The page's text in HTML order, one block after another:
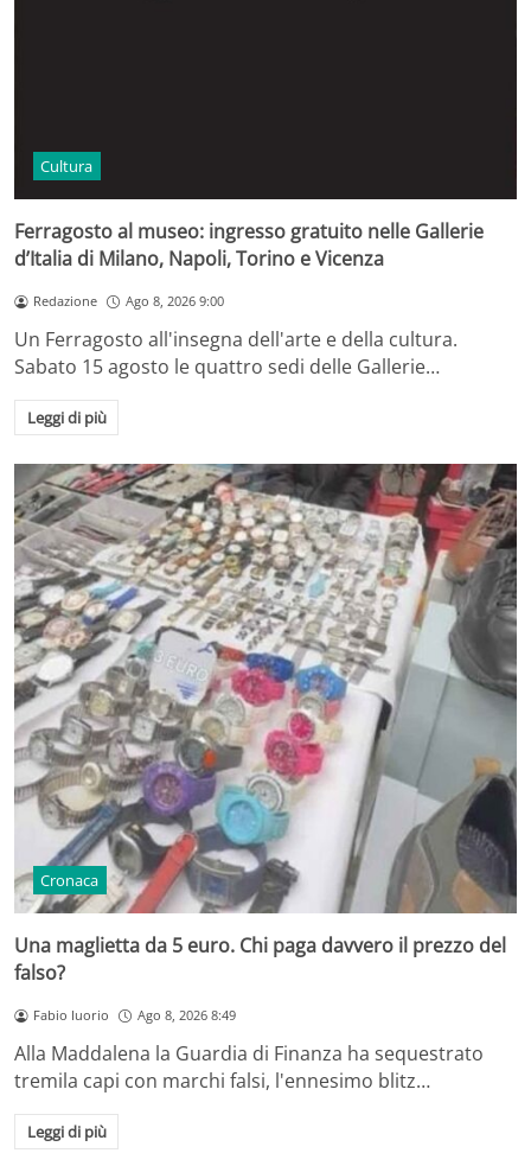
Cultura
Ferragosto al museo: ingresso gratuito nelle Gallerie
d’Italia di Milano, Napoli, Torino e Vicenza
Redazione Ago 8, 2026 9:00
Un Ferragosto all'insegna dell'arte e della cultura.
Sabato 15 agosto le quattro sedi delle Gallerie…
Leggi di più
Cronaca
Una maglietta da 5 euro. Chi paga davvero il prezzo del
falso?
Fabio Iuorio Ago 8, 2026 8:49
Alla Maddalena la Guardia di Finanza ha sequestrato
tremila capi con marchi falsi, l'ennesimo blitz…
Leggi di più